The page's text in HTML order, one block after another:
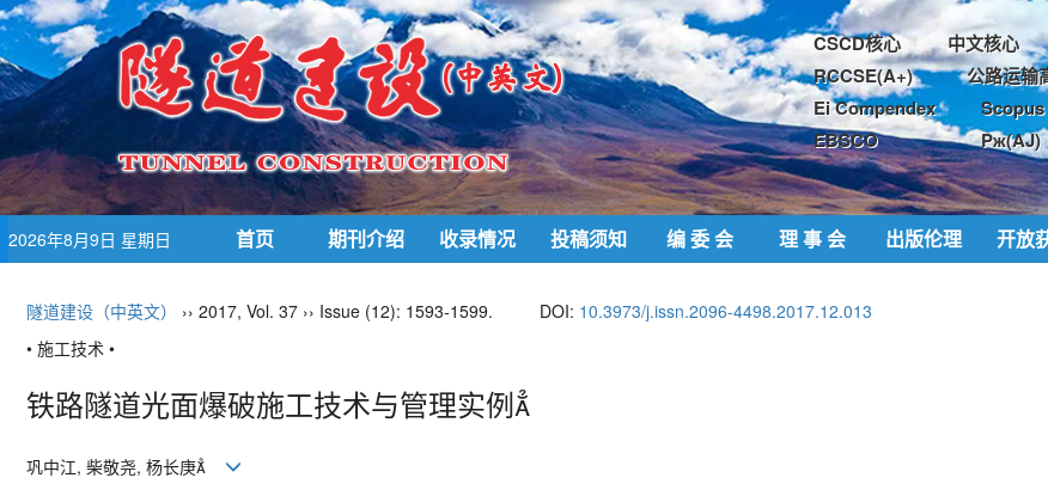
CSCD核心 中文核心
RCCSE(A+)
公路运输
Ei Compendex
Scopus
EBSCO
Pж(AJ)
2026年8月9日 星期日 首页 期刊介绍 收录情况 投稿须知 编 委 会 理 事 会 出版伦理 开放
隧道建设（中英文） ›› 2017, Vol. 37 ›› Issue (12): 1593-1599. DOI: 10.3973/j.issn.2096-4498.2017.12.013
• 施工技术 •
铁路隧道光面爆破施工技术与管理实例
巩中江, 柴敬尧, 杨长庚